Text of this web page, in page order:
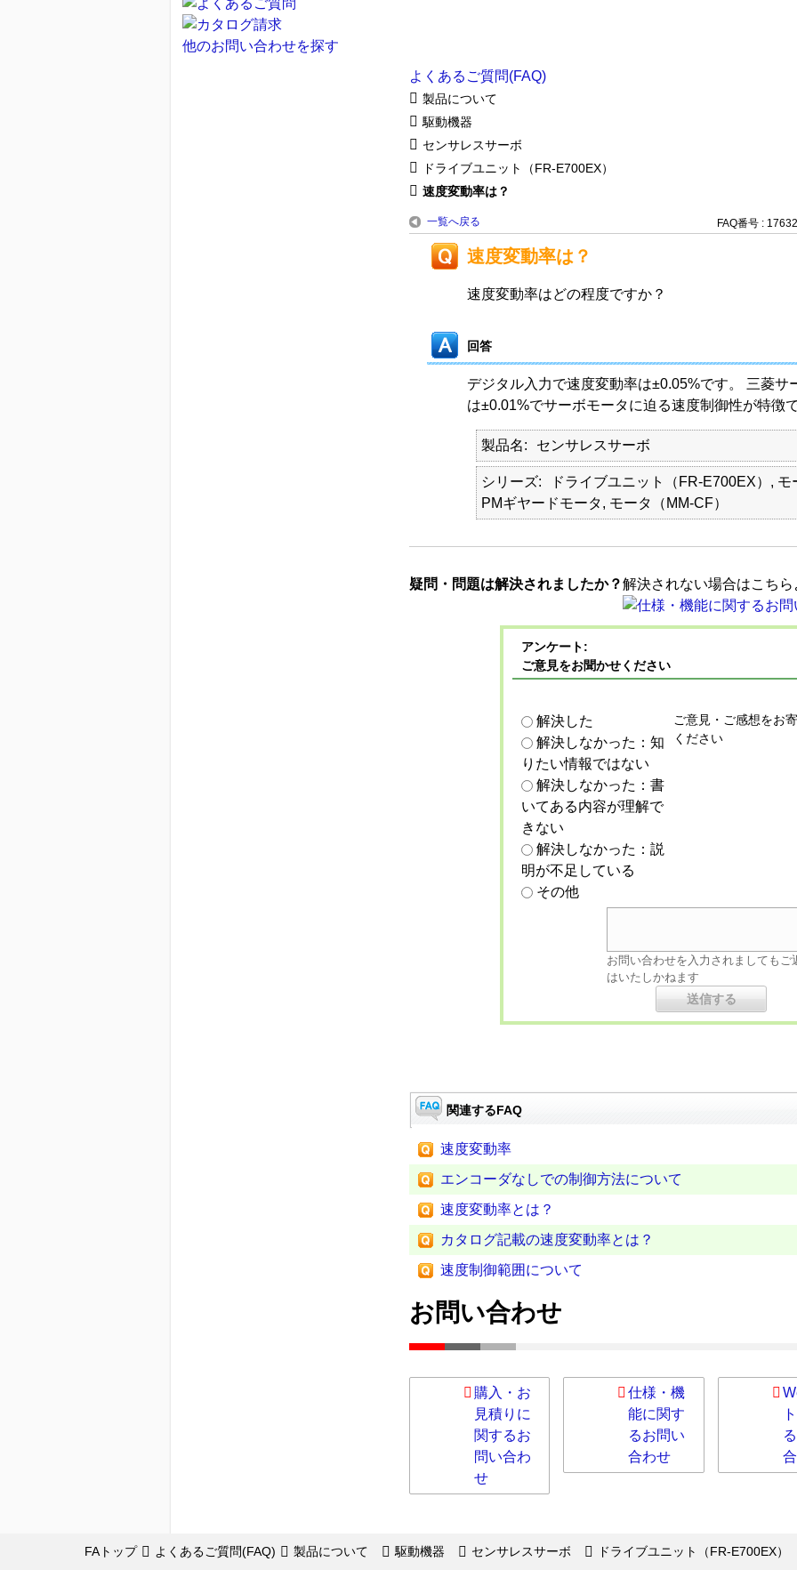
他のお問い合わせを探す
よくあるご質問(FAQ)
製品について
駆動機器
センサレスサーボ
ドライブユニット（FR-E700EX）
速度変動率は？
一覧へ戻る FAQ番号 : 17632
速度変動率は？
速度変動率はどの程度ですか？
回答
デジタル入力で速度変動率は±0.05%です。 三菱サ
は±0.01%でサーボモータに迫る速度制御性が特徴
製品名 センサレスサーボ
シリーズ
ドライブユニット（FR-E700EX）,
PMギヤードモータ, モータ（MM-CF）
疑問・問題は解決されましたか？解決されない場合はこち
アンケート:
ご意見をお聞かせください
解決した
解決しなかった：知
りたい情報ではない
解決しなかった：書
いてある内容が理解で
きない
解決しなかった：説
明が不足している
その他
ご意見・ご感想をお
ください
お問い合わせを入力されましてもご
はいたしかねます
関連するFAQ
速度変動率
エンコーダなしでの制御方法について
速度変動率とは？
カタログ記載の速度変動率とは？
速度制御範囲について
お問い合わせ
購入・お
見積りに
関するお
問い合わ
せ
仕様・機
能に関す
るお問い
合わせ
FAトップ よくあるご質問(FAQ) 製品について 駆動機器 センサレスサーボ ドライブユニット（FR-E700EX）